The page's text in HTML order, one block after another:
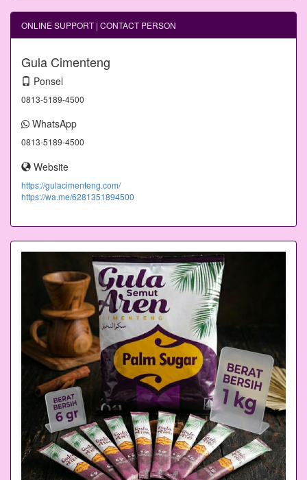
ONLINE SUPPORT | CONTACT PERSON
Gula Cimenteng
Ponsel
0813-5189-4500
WhatsApp
0813-5189-4500
Website
https://gulacimenteng.com/
https://wa.me/6281351894500